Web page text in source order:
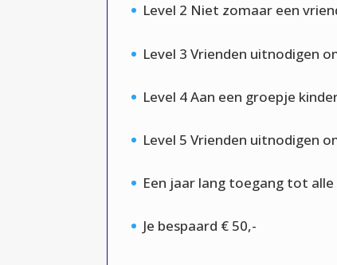
Level 2 Niet zomaar een
Level 3 Vrienden uitnodigen
Level 4 Aan een groepje
Level 5 Vrienden uitnodigen
Een jaar lang toegang tot
Je bespaard € 50,-